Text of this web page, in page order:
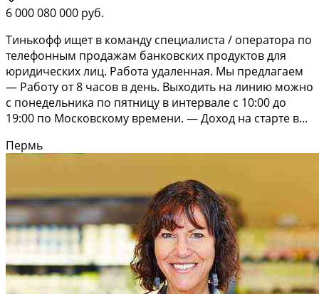
6 000 080 000 руб.
Тинькофф ищет в команду специалиста / оператора по
телефонным продажам банковских продуктов для
юридических лиц. Работа удаленная. Мы предлагаем
— Работу от 8 часов в день. Выходить на линию можно
с понедельника по пятницу в интервале с 10:00 до
19:00 по Московскому времени. — Доход на старте в...
Пермь